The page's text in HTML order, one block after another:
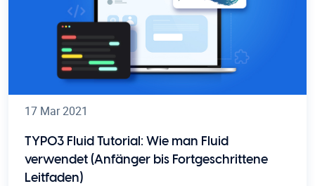
17 Mar 2021
TYPO3 Fluid Tutorial: Wie man Fluid
verwendet (Anfänger bis Fortgeschrittene
Leitfaden)